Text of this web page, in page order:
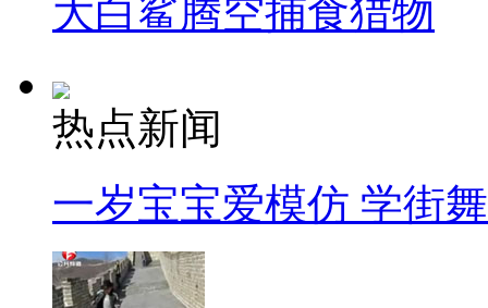
大白鲨腾空捕食猎物
热点新闻
一岁宝宝爱模仿 学街